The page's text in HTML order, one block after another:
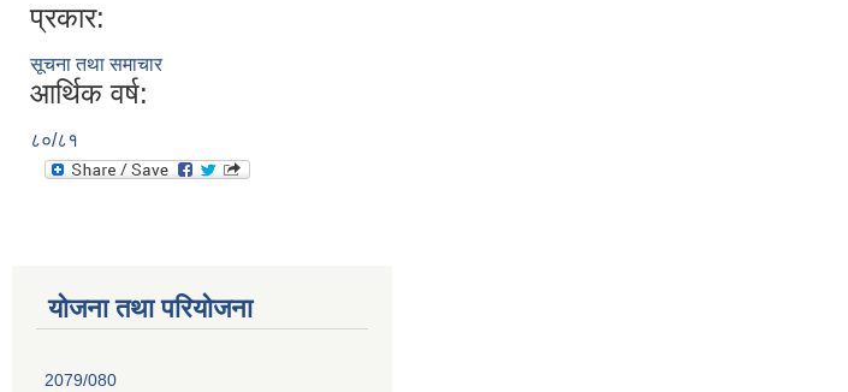
प्रकार:
सूचना तथा समाचार
आर्थिक वर्ष:
८०/८१
योजना तथा परियोजना
2079/080